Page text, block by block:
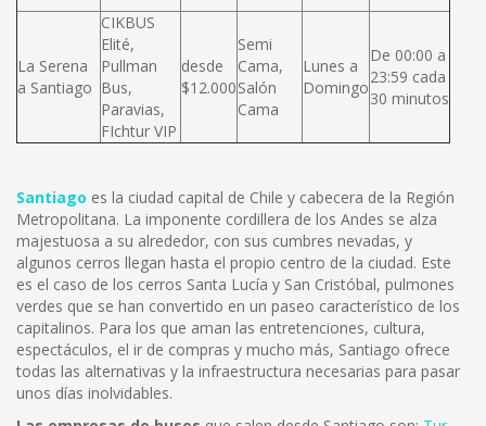
La Serena
a Santiago
CIKBUS
Elité,
Pullman
Bus,
Paravias,
FIchtur VIP
desde
$12.000
Semi
Cama,
Salón
Cama
Lunes a
Domingo
De 00:00 a
23:59 cada
30 minutos
Santiago es la ciudad capital de Chile y cabecera de la Región
Metropolitana. La imponente cordillera de los Andes se alza
majestuosa a su alrededor, con sus cumbres nevadas, y
algunos cerros llegan hasta el propio centro de la ciudad. Este
es el caso de los cerros Santa Lucía y San Cristóbal, pulmones
verdes que se han convertido en un paseo característico de los
capitalinos. Para los que aman las entretenciones, cultura,
espectáculos, el ir de compras y mucho más, Santiago ofrece
todas las alternativas y la infraestructura necesarias para pasar
unos días inolvidables.